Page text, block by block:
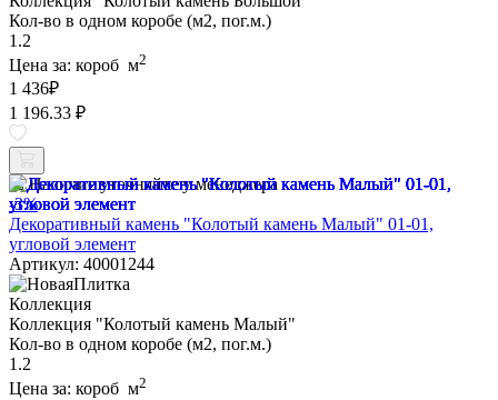
Кол-во в одном коробе (м2, пог.м.)
1.2
Цена за: короб м2
1 436₽
1 196.33 ₽
Наличие уточняйте у менеджера
-3%
Декоративный камень "Колотый камень Малый" 01-01,
угловой элемент
Артикул: 40001244
Коллекция
Коллекция "Колотый камень Малый"
Кол-во в одном коробе (м2, пог.м.)
1.2
Цена за: короб м2